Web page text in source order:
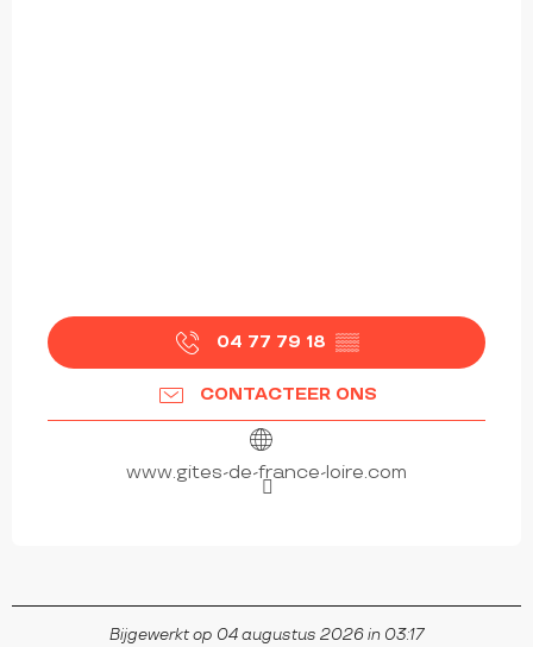
04 77 79 18 ▒▒
CONTACTEER ONS
www.gites-de-france-loire.com
Bijgewerkt op 04 augustus 2026 in 03:17